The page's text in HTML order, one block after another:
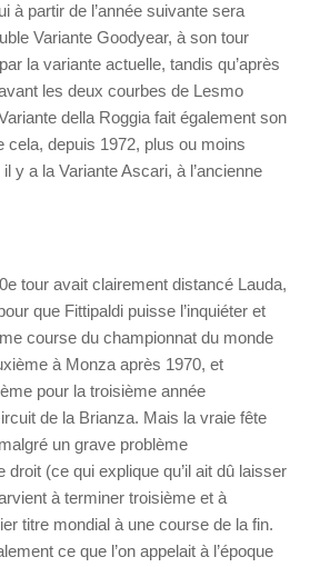
à partir de l’année suivante sera
Variante Goodyear, à son tour
la variante actuelle, tandis qu’après
les deux courbes de Lesmo
della Roggia fait également son
cela, depuis 1972, plus ou moins
y a la Variante Ascari, à l’ancienne
tour avait clairement distancé Lauda,
que Fittipaldi puisse l’inquiéter et
course du championnat du monde
à Monza après 1970, et
pour la troisième année
de la Brianza. Mais la vraie fête
un grave problème
droit (ce qui explique qu’il ait dû laisser
à terminer troisième et à
titre mondial à une course de la fin.
ce que l’on appelait à l’époque